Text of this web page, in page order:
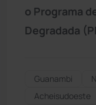
o Programa
Degradada
Guanambi
Acheisudoeste